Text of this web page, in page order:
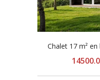
Chalet 17 m² en